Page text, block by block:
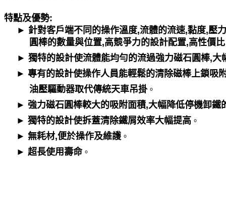
特點及優勢:
► 針對客戶端不同的操作溫度,流體的流速,黏度,壓
圓棒的數量與位置,高競爭力的設計配置,高性價比
► 獨特的設計使流體能均勻的流過強力磁石圓棒,大
► 專有的設計使操作人員能輕鬆的清除磁棒上鎖吸
油壓驅動器取代傳統天車吊掛。
► 強力磁石圓棒較大的吸附面積,大幅降低停機卸鐵
► 獨特的設計使拆蓋清除鐵屑效率大幅提高 。
► 無耗材,便於操作及維護 。
► 超長使用壽命。